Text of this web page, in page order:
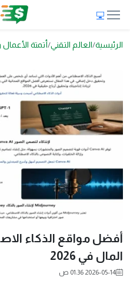
الرئيسية العالم التقني أتمتة
أفضل مواقع الذكاء
المال في 2026
2026-05-14 01:36 ص